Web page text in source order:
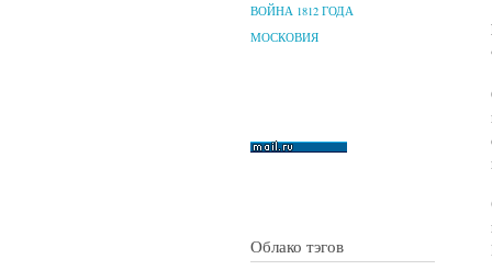
ВОЙНА 1812 ГОДА
МОСКОВИЯ
Облако тэгов